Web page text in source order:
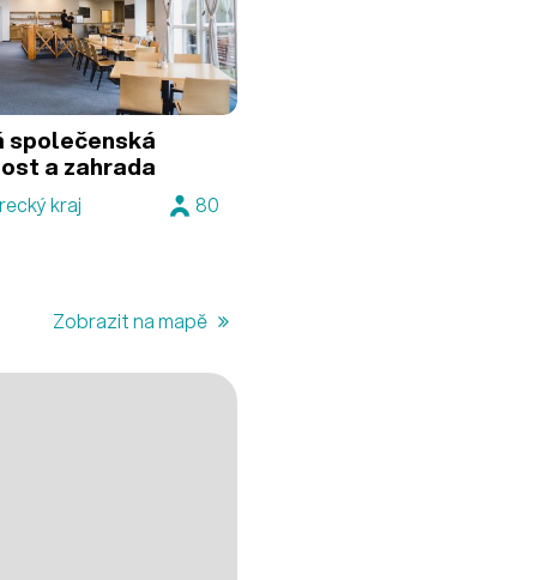
společenská
a zahrada
kraj 80
Zobrazit na mapě